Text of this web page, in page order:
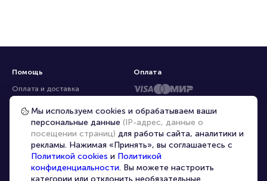
Помощь
Оплата и доставка
Частые вопросы
Перепродажа билетов
Организаторам
Корпоративным клиентам
VIP-билеты
Оплата
Мы используем cookies и обрабатываем ваши
персональные данные (IP-адрес, данные о
посещении страниц) для работы сайта, аналитики и
рекламы. Нажимая «Принять», вы соглашаетесь с
Политикой cookies и Политикой
конфиденциальности. Вы можете настроить
категории или отклонить необязательные.